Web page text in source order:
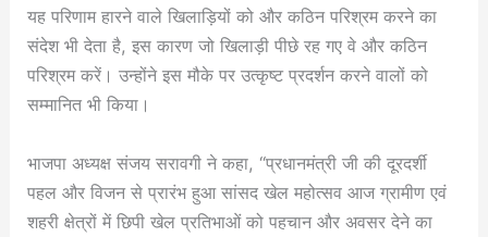
यह परिणाम हारने वाले खिलाड़ियों को और कठिन परिश्रम करने का
संदेश भी देता है, इस कारण जो खिलाड़ी पीछे रह गए वे और कठिन
परिश्रम करें। उन्होंने इस मौके पर उत्कृष्ट प्रदर्शन करने वालों को
सम्मानित भी किया।
भाजपा अध्यक्ष संजय सरावगी ने कहा, “प्रधानमंत्री जी की दूरदर्शी
पहल और विजन से प्रारंभ हुआ सांसद खेल महोत्सव आज ग्रामीण एवं
शहरी क्षेत्रों में छिपी खेल प्रतिभाओं को पहचान और अवसर देने का